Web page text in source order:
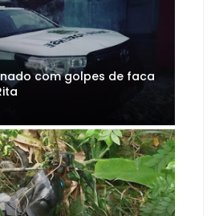
com golpes de faca